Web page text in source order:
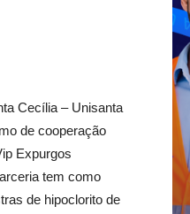
Cecília – Unisanta
de cooperação
Expurgos
tem como
de hipoclorito de